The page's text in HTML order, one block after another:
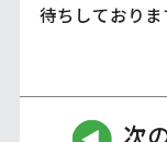
待ちしておりま
次